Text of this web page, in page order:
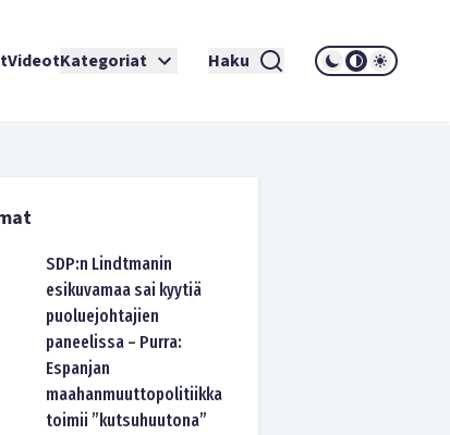
VideotKategoriat Haku
SDP:n Lindtmanin
esikuvamaa sai kyytiä
puoluejohtajien
paneelissa – Purra:
Espanjan
maahanmuuttopolitiikka
toimii ”kutsuhuutona”